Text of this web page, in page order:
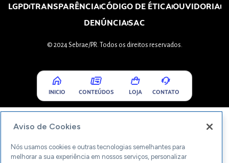
LGPDTRANSPARÊNCIACÓDIGO DE ÉTICAOUVIDORIA
DENÚNCIASAC
© 2024 Sebrae/PR. Todos os direitos reservados.
INICIO CONTEÚDOS LOJA CONTATO
Aviso de Cookies
Nós usamos cookies e outras tecnologias semelhantes para
melhorar a sua experiência em nossos serviços, personalizar